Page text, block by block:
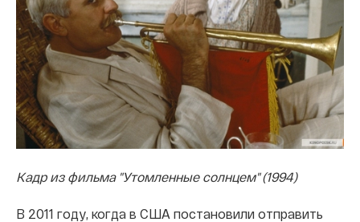
Кадр из фильма "Утомленные солнцем" (1994)
В 2011 году, когда в США постановили отправить